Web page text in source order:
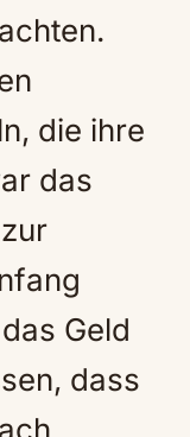
die ihre
das
Geld
dass